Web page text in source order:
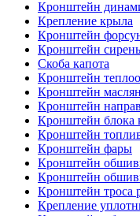
Кронштейн
Крепление крыла
Кронштейн
Кронштейн
Скоба капота
Кронштейн
Кронштейн
Кронштейн
Кронштейн блока
Кронштейн
Кронштейн фары
Кронштейн
Кронштейн
Кронштейн троса
Крепление